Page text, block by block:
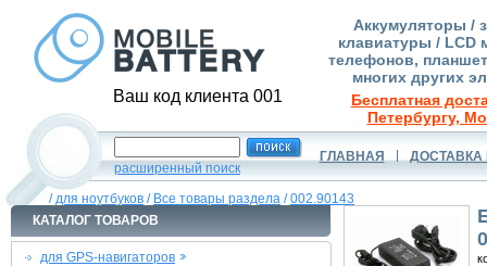
Ваш код клиента 001
Аккумуляторы /
клавиатуры / LCD
телефонов,
многих других
Бесплатная
Петербургу,
расширенный поиск
ГЛАВНАЯ ДОСТАВКА
/для ноутбуков / Все товары раздела /002.90143
КАТАЛОГ ТОВАРОВ
для GPS-навигаторов